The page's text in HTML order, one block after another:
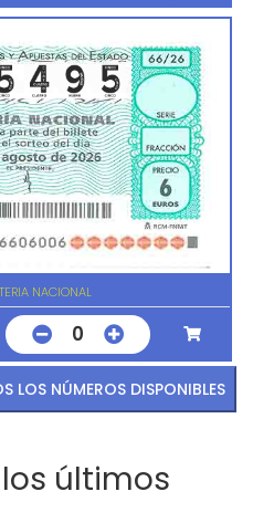
NACIONAL
0
VER TODOS LOS NÚMEROS DISPONIBLES
últimos